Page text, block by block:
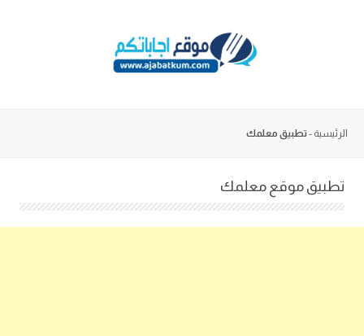
الرئيسية - تطبيق معلمك
تطبيق موقع معلمك